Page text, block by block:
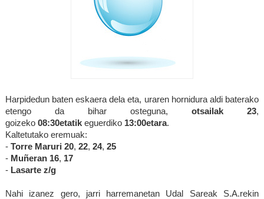
Harpidedun baten eskaera dela eta, uraren hornidura aldi baterako
etengo da bihar osteguna,otsailak 23,
goizeko 08:30etatikeguerdiko 13:00etara.
Kaltetutako eremuak:
- Torre Maruri 20, 22, 24, 25
- Muñeran 16, 17
- Lasarte z/g
Nahi izanez gero, jarri harremanetan Udal Sareak S.A.rekin